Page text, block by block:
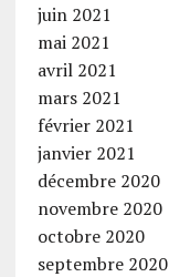
juin 2021
mai 2021
avril 2021
mars 2021
février 2021
janvier 2021
décembre 2020
novembre 2020
octobre 2020
septembre 2020